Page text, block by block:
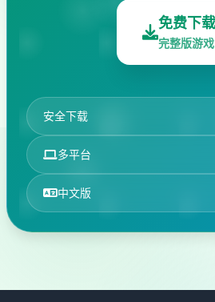
免费下载
完整版游戏
安全下载
多平台
中文版